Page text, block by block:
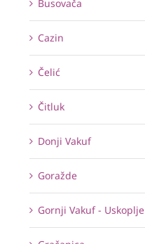
Busovača
Cazin
Čelić
Čitluk
Donji Vakuf
Goražde
Gornji Vakuf - Uskoplje